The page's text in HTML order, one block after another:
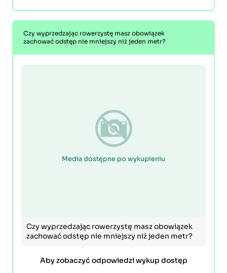
Czy wyprzedzając rowerzystę masz obowiązek
zachować odstęp nie mniejszy niż jeden metr?
Media dostępne po wykupieniu
Czy wyprzedzając rowerzystę masz obowiązek
zachować odstęp nie mniejszy niż jeden metr?
Aby zobaczyć odpowiedzi wykup dostęp